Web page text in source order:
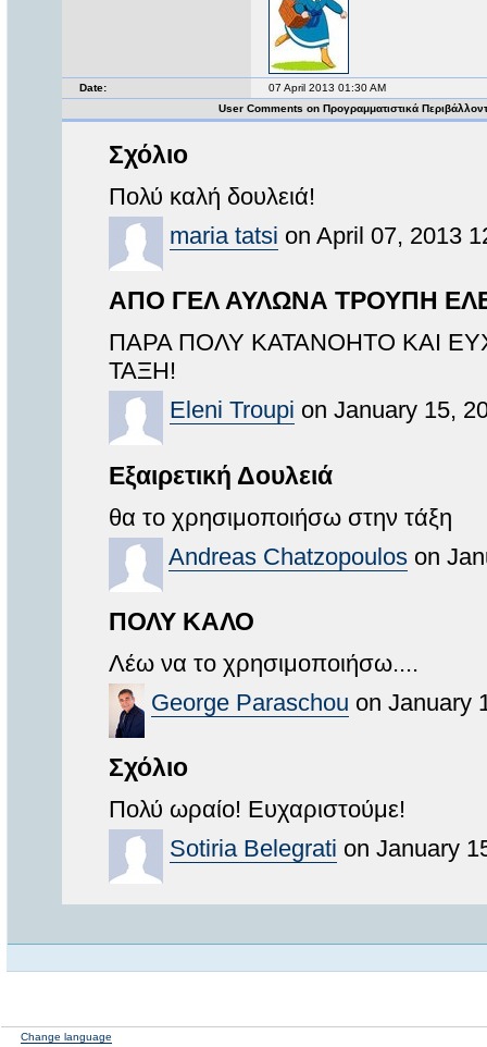
Date:
07 April 2013 01:30 AM
User Comments on Προγραμματιστικά
Σχόλιο
Πολύ καλή δουλειά!
maria tatsi on April 07, 2013
ΑΠΟ ΓΕΛ ΑΥΛΩΝΑ ΤΡΟΥΠΗ
ΠΑΡΑ ΠΟΛΥ ΚΑΤΑΝΟΗΤΟ ΚΑΙ
ΤΑΞΗ!
Eleni Troupi on January 15,
Εξαιρετική Δουλειά
θα το χρησιμοποιήσω στην τάξη
Andreas Chatzopoulos on
ΠΟΛΥ ΚΑΛΟ
Λέω να το χρησιμοποιήσω....
George Paraschou on January
Σχόλιο
Πολύ ωραίο! Ευχαριστούμε!
Sotiria Belegrati on January
Change language